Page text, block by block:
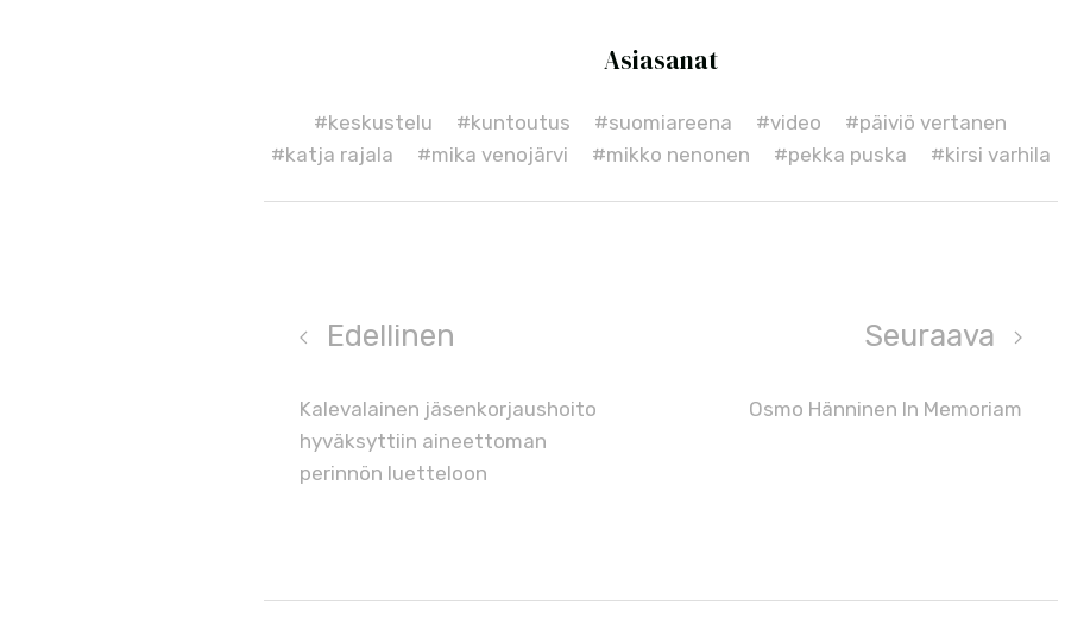
Asiasanat
#keskustelu #kuntoutus #suomiareena #video
#päiviö vertanen
#katja rajala
#mika venojärvi #mikko nenonen #pekka puska #kirsi varhila
Edellinen
Kalevalainen jäsenkorjaushoito
hyväksyttiin aineettoman
perinnön luetteloon
Seuraava
Osmo Hänninen In Memoriam